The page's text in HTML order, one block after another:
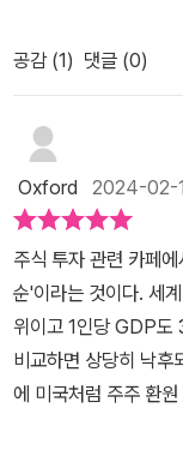
다. 거래시간은 한국
아침 5시까지 형성된
는 이런 불편을 겪는
사들이 예약 주문 서
이유주주 이익 환원
기축통화국만이 갖는
션’장점만 있는 게 아
으로 높은 거래 수수료, 환율 변수, 높은 양도소득 세율 등을 지적할
수 있다. 장기투자 방
오히려 맞지 않다.저
샀다~ 공부하고 투자
해서 진행해야 함●현
닥에 10배에 해당하
1% 상승했다. 이것이
눈높이 맞게 투자에
어, 플랫폼 쉬운 접근
터별로통해 성장기와
정성을 확보할 수 있
F의 활용과 투자, 선
등을 자세히 말하고
재투자로 인한 선순환
업의 분석도 그림과 도
드 리셋과 같은 투자
음인 분들을 위한 책
공부 책인데요. MZ 저
미국주식 처음이지국
분들이 말하지만 미
위기 이후 10년 넘는
그 이유는 세계적인
공부 책은 제목 처럼
저자는 지인들이 가장
새벽에 열리는데 그때
등이 많았다고 합니
매번 묻는 질문들을
(서울)와 미국(뉴욕)의
의도 있고 미국은 뉴
공감 (1) 댓글 (0)
Oxford 2024-02-
주식 투자 관련 카페
순'이라는 것이다. 세
위이고 1인당 GDP도
비교하면 상당히 낙후
에 미국처럼 주주 환